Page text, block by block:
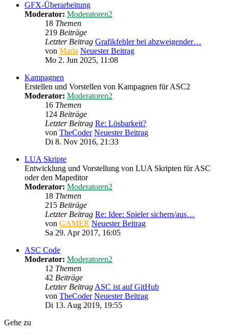
GFX-Überarbeitung
Moderator: Moderatoren2
18 Themen
219 Beiträge
Letzter Beitrag Grafikfehler bei abzweigender…
von Marla Neuester Beitrag
Mo 2. Jun 2025, 11:08
Kampagnen
Erstellen und Vorstellen von Kampagnen für ASC2
Moderator: Moderatoren2
16 Themen
124 Beiträge
Letzter Beitrag Re: Lösbarkeit?
von TheCoder Neuester Beitrag
Di 8. Nov 2016, 21:33
LUA Skripte
Entwicklung und Vorstellung von LUA Skripten für ASC
oder den Mapeditor
Moderator: Moderatoren2
18 Themen
215 Beiträge
Letzter Beitrag Re: Idee: Spieler sichern/aus…
von GAMER Neuester Beitrag
Sa 29. Apr 2017, 16:05
ASC Code
Moderator: Moderatoren2
12 Themen
42 Beiträge
Letzter Beitrag ASC ist auf GitHub
von TheCoder Neuester Beitrag
Di 13. Aug 2019, 19:55
Gehe zu